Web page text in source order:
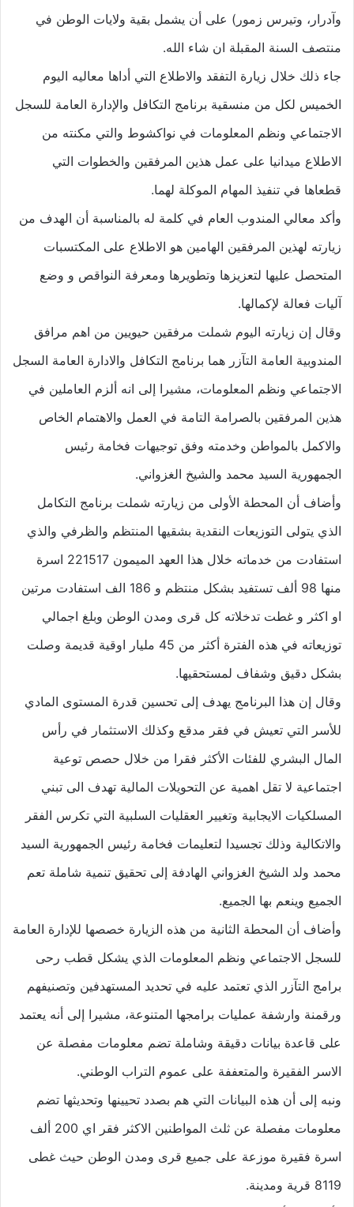
وآدرار، وتيرس زمور) على أن يشمل بقية ولايات الوطن في
منتصف السنة المقبلة ان شاء الله.
جاء ذلك خلال زيارة التفقد والاطلاع التي أداها معاليه اليوم
الخميس لكل من منسقية برنامج التكافل والإدارة العامة للسجل
الاجتماعي ونظم المعلومات في نواكشوط والتي مكنته من
الاطلاع ميدانيا على عمل هذين المرفقين والخطوات التي
قطعاها في تنفيذ المهام الموكلة لهما.
وأكد معالي المندوب العام في كلمة له بالمناسبة أن الهدف من
زيارته لهذين المرفقين الهامين هو الاطلاع على المكتسبات
المتحصل عليها لتعزيزها وتطويرها ومعرفة النواقص و وضع
آليات فعالة لإكمالها.
وقال إن زيارته اليوم شملت مرفقين حيويين من اهم مرافق
المندوبية العامة التآزر هما برنامج التكافل والادارة العامة السجل
الاجتماعي ونظم المعلومات، مشيرا إلى انه ألزم العاملين في
هذين المرفقين بالصرامة التامة في العمل والاهتمام الخاص
والاكمل بالمواطن وخدمته وفق توجيهات فخامة رئيس
الجمهورية السيد محمد والشيخ الغزواني.
وأضاف أن المحطة الأولى من زيارته شملت برنامج التكامل
الذي يتولى التوزيعات النقدية بشقيها المنتظم والظرفي والذي
استفادت من خدماته خلال هذا العهد الميمون 221517 اسرة
منها 98 ألف تستفيد بشكل منتظم و 186 الف استفادت مرتين
او اكثر و غطت تدخلاته كل قرى ومدن الوطن وبلغ اجمالي
توزيعاته في هذه الفترة أكثر من 45 مليار اوقية قديمة وصلت
بشكل دقيق وشفاف لمستحقيها.
وقال إن هذا البرنامج يهدف إلى تحسين قدرة المستوى المادي
للأسر التي تعيش في فقر مدقع وكذلك الاستثمار في رأس
المال البشري للفئات الأكثر فقرا من خلال حصص توعية
اجتماعية لا تقل اهمية عن التحويلات المالية تهدف الى تبني
المسلكيات الايجابية وتغيير العقليات السلبية التي تكرس الفقر
والاتكالية وذلك تجسيدا لتعليمات فخامة رئيس الجمهورية السيد
محمد ولد الشيخ الغزواني الهادفة إلى تحقيق تنمية شاملة تعم
الجميع وينعم بها الجميع.
وأضاف أن المحطة الثانية من هذه الزيارة خصصها للإدارة العامة
للسجل الاجتماعي ونظم المعلومات الذي يشكل قطب رحى
برامج التآزر الذي تعتمد عليه في تحديد المستهدفين وتصنيفهم
ورقمنة وارشفة عمليات برامجها المتنوعة، مشيرا إلى أنه يعتمد
على قاعدة بيانات دقيقة وشاملة تضم معلومات مفصلة عن
الاسر الفقيرة والمتعففة على عموم التراب الوطني.
ونبه إلى أن هذه البيانات التي هم بصدد تحيينها وتحديثها تضم
معلومات مفصلة عن ثلث المواطنين الاكثر فقر اي 200 ألف
اسرة فقيرة موزعة على جميع قرى ومدن الوطن حيث غطى
8119 قرية ومدينة.